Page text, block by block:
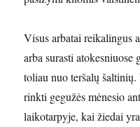
Visus arbatai reikalingus
arba surasti atokesniuose
toliau nuo teršalų
rinkti gegužės mėnesio
laikotarpyje, kai žiedai